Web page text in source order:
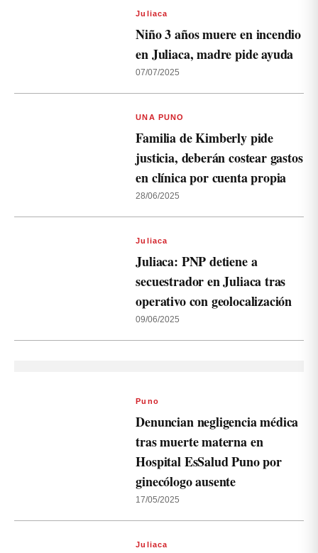
Juliaca
Niño 3 años muere en incendio
en Juliaca, madre pide ayuda
07/07/2025
UNA PUNO
Familia de Kimberly pide
justicia, deberán costear gastos
en clínica por cuenta propia
28/06/2025
Juliaca
Juliaca: PNP detiene a
secuestrador en Juliaca tras
operativo con geolocalización
09/06/2025
Puno
Denuncian negligencia médica
tras muerte materna en
Hospital EsSalud Puno por
ginecólogo ausente
17/05/2025
Juliaca